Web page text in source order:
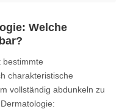
Welche
bestimmte
charakteristische
vollständig abdunkeln zu